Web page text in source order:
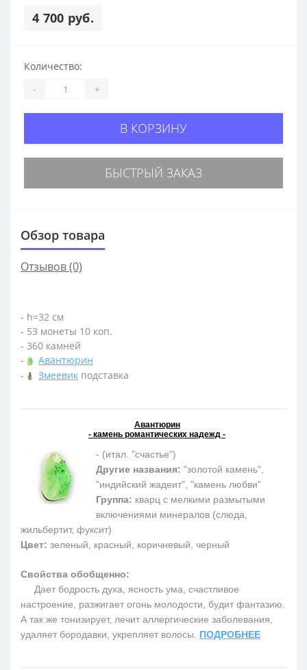
4 700 руб.
Количество:
- +
В КОРЗИНУ
БЫСТРЫЙ ЗАКАЗ
Обзор товара
Отзывов (0)
- h=32 см
- 53 монеты 10 коп.
- 360 камней
-
Авантюрин
-
Змеевик подставка
Авантюрин
- камень романтических надежд -
- (итал. "счастье")
Другие названия: "золотой камень",
"индийский жадеит", "камень любви"
Группа: кварц с мелкими размытыми
включениями минералов (слюда,
жильбертит, фуксит)
Цвет: зеленый, красный, коричневый, черный
Свойства обобщенно:
Дает бодрость духа, ясность ума, счастливое
настроение, разжигает огонь молодости, будит фантазию.
А так же тонизирует, лечит аллергические заболевания,
удаляет бородавки, укрепляет волосы. ПОДРОБНЕЕ